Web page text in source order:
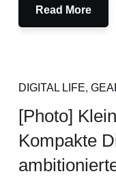
Read More
DIGITAL LIFE,
[Photo]
Kompakte